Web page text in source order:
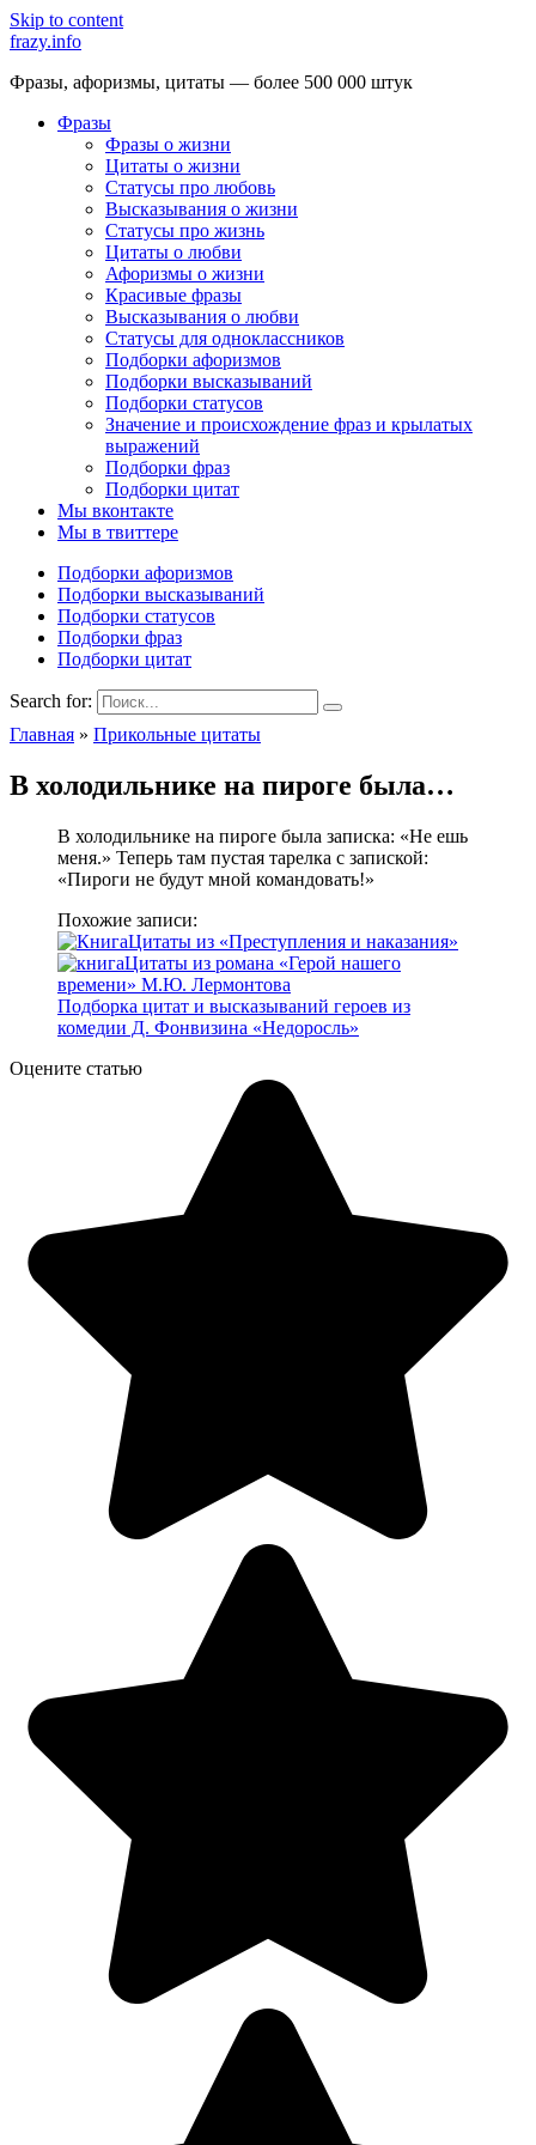
Skip to content
frazy.info
Фразы, афоризмы, цитаты — более 500 000 штук
Фразы
Фразы о жизни
Цитаты о жизни
Статусы про любовь
Высказывания о жизни
Статусы про жизнь
Цитаты о любви
Афоризмы о жизни
Красивые фразы
Высказывания о любви
Статусы для одноклассников
Подборки афоризмов
Подборки высказываний
Подборки статусов
Значение и происхождение фраз и крылатых
выражений
Подборки фраз
Подборки цитат
Мы вконтакте
Мы в твиттере
Подборки афоризмов
Подборки высказываний
Подборки статусов
Подборки фраз
Подборки цитат
Search for:
Главная » Прикольные цитаты
В холодильнике на пироге была…
В холодильнике на пироге была записка: «Не ешь
меня.» Теперь там пустая тарелка с запиской:
«Пироги не будут мной командовать!»
Похожие записи:
Цитаты из «Преступления и наказания»
Цитаты из романа «Герой нашего
времени» М.Ю. Лермонтова
Подборка цитат и высказываний героев из
комедии Д. Фонвизина «Недоросль»
Оцените статью